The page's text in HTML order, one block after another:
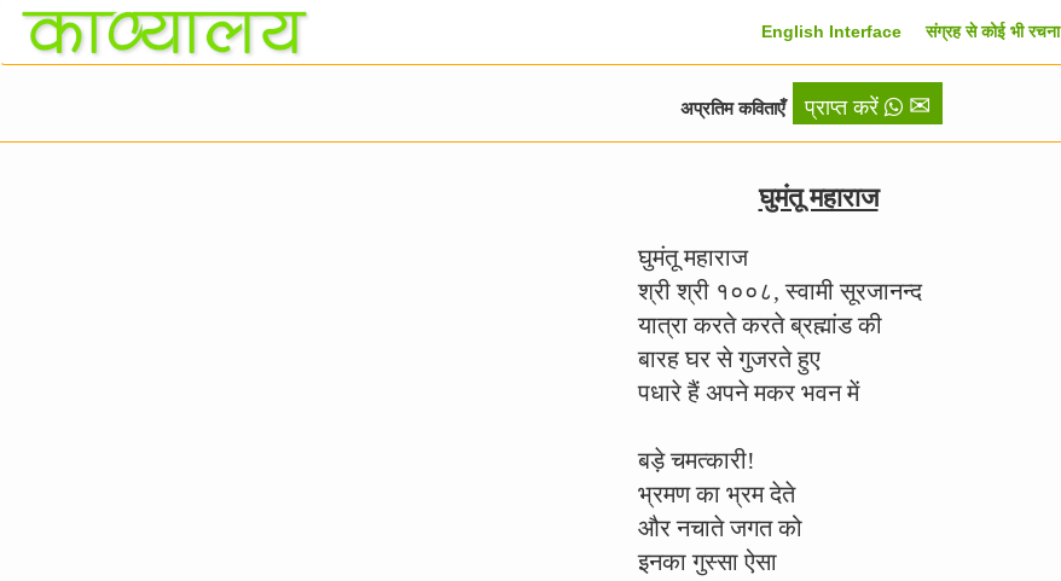
English Interface संग्रह से कोई भी रचना
अप्रतिम कविताएँ प्राप्त करें ✉
घुमंतू महाराज
घुमंतू महाराज
श्री श्री १००८, स्वामी सूरजानन्द
यात्रा करते करते ब्रह्मांड की
बारह घर से गुजरते हुए
पधारे हैं अपने मकर भवन में
बड़े चमत्कारी!
भ्रमण का भ्रम देते
और नचाते जगत को
इनका गुस्सा ऐसा